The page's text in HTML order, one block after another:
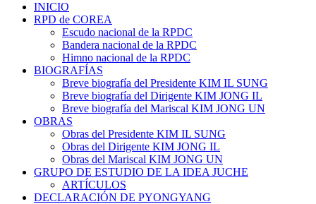
INICIO
RPD de COREA
Escudo nacional de la RPDC
Bandera nacional de la RPDC
Himno nacional de la RPDC
BIOGRAFÍAS
Breve biografía del Presidente KIM IL SUNG
Breve biografía del Dirigente KIM JONG IL
Breve biografía del Mariscal KIM JONG UN
OBRAS
Obras del Presidente KIM IL SUNG
Obras del Dirigente KIM JONG IL
Obras del Mariscal KIM JONG UN
GRUPO DE ESTUDIO DE LA IDEA JUCHE
ARTÍCULOS
DECLARACIÓN DE PYONGYANG